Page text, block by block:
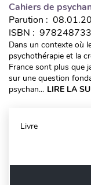
Cahiers de
Parution :
ISBN :
Dans un contexte où
psychothérapie et la
France sont plus que
sur une question
psychan... LIRE LA
Livre